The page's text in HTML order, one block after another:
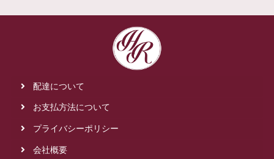
配達について
お支払方法について
プライバシーポリシー
会社概要